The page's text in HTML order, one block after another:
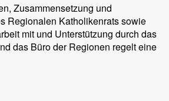
Zusammensetzung und
Regionalen Katholikenrats sowie
mit und Unterstützung durch das
das Büro der Regionen regelt eine